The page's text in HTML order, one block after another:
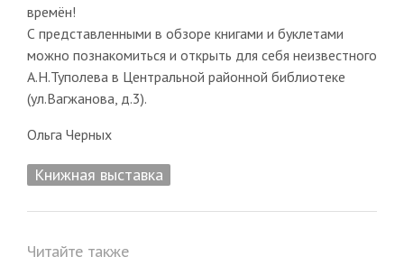
времён!
С представленными в обзоре книгами и буклетами
можно познакомиться и открыть для себя неизвестного
А.Н.Туполева в Центральной районной библиотеке
(ул.Вагжанова, д.3).
Ольга Черных
Книжная выставка
Читайте также